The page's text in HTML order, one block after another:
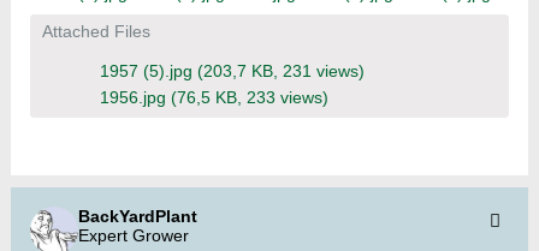
Attached Files
1957 (5).jpg (203,7 KB, 231 views)
1956.jpg (76,5 KB, 233 views)
BackYardPlant
Expert Grower